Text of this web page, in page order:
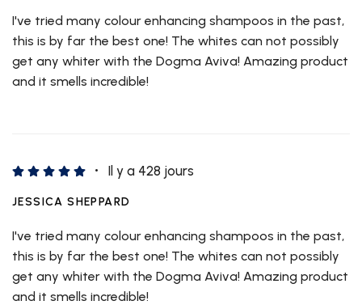
I've tried many colour enhancing shampoos in the past,
this is by far the best one! The whites can not possibly
get any whiter with the Dogma Aviva! Amazing product
and it smells incredible!
Il y a 428 jours
JESSICA SHEPPARD
I've tried many colour enhancing shampoos in the past,
this is by far the best one! The whites can not possibly
get any whiter with the Dogma Aviva! Amazing product
and it smells incredible!